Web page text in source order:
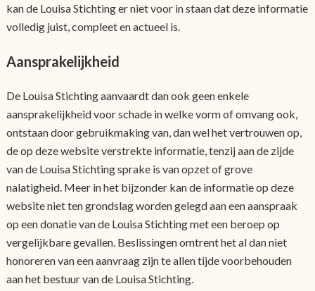
kan de Louisa Stichting er niet voor in staan dat deze informatie
volledig juist, compleet en actueel is.
Aansprakelijkheid
De Louisa Stichting aanvaardt dan ook geen enkele
aansprakelijkheid voor schade in welke vorm of omvang ook,
ontstaan door gebruikmaking van, dan wel het vertrouwen op,
de op deze website verstrekte informatie, tenzij aan de zijde
van de Louisa Stichting sprake is van opzet of grove
nalatigheid. Meer in het bijzonder kan de informatie op deze
website niet ten grondslag worden gelegd aan een aanspraak
op een donatie van de Louisa Stichting met een beroep op
vergelijkbare gevallen. Beslissingen omtrent het al dan niet
honoreren van een aanvraag zijn te allen tijde voorbehouden
aan het bestuur van de Louisa Stichting.